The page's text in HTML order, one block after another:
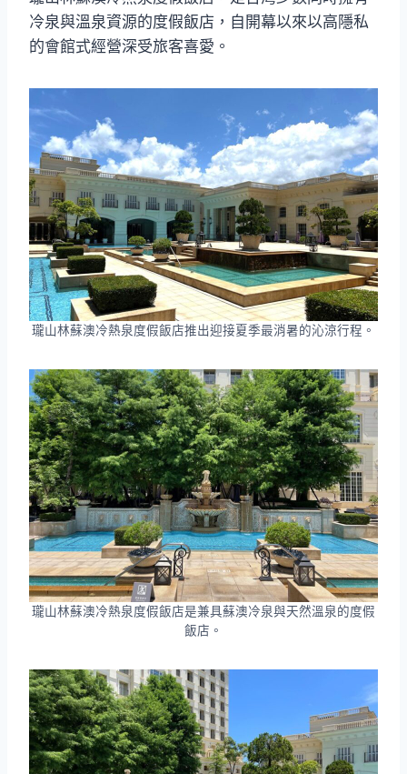
冷泉與溫泉資源的度假飯店，自開幕以來以高隱私
的會館式經營深受旅客喜愛。
瓏山林蘇澳冷熱泉度假飯店推出迎接夏季最消暑的沁涼行程。
瓏山林蘇澳冷熱泉度假飯店是兼具蘇澳冷泉與天然溫泉的度假
飯店。